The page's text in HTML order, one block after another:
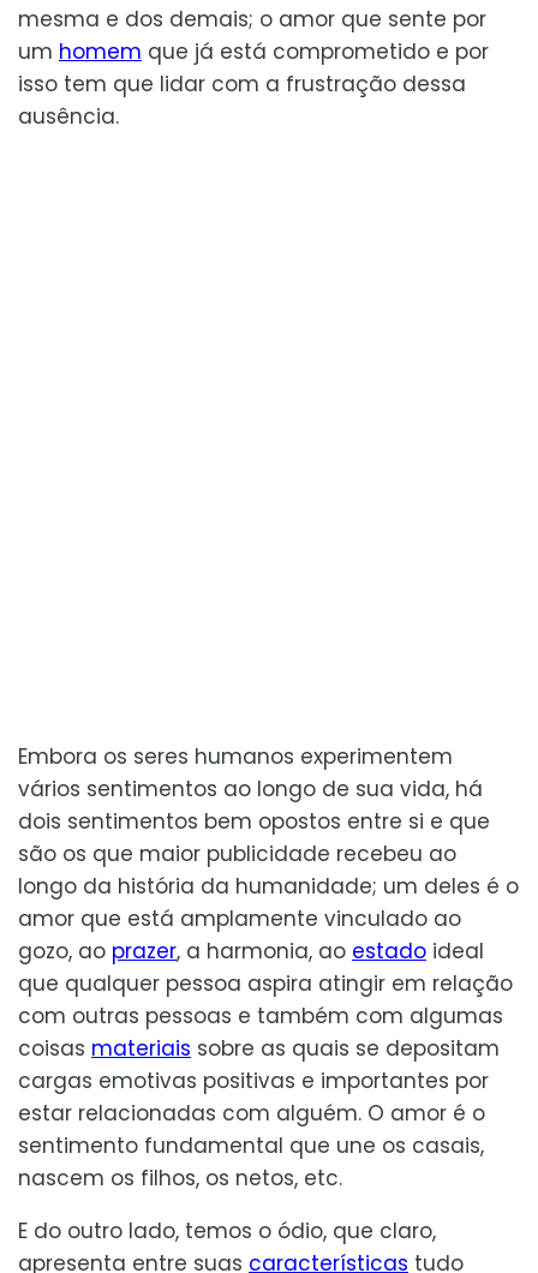
mesma e dos demais; o amor que sente por
um homem que já está comprometido e por
isso tem que lidar com a frustração dessa
ausência.
Embora os seres humanos experimentem
vários sentimentos ao longo de sua vida, há
dois sentimentos bem opostos entre si e que
são os que maior publicidade recebeu ao
longo da história da humanidade; um deles é o
amor que está amplamente vinculado ao
gozo, ao prazer, a harmonia, ao estado ideal
que qualquer pessoa aspira atingir em relação
com outras pessoas e também com algumas
coisas materiais sobre as quais se depositam
cargas emotivas positivas e importantes por
estar relacionadas com alguém. O amor é o
sentimento fundamental que une os casais,
nascem os filhos, os netos, etc.
E do outro lado, temos o ódio, que claro,
apresenta entre suas características tudo